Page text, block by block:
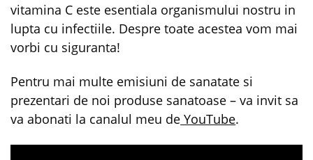
vitamina C este esentiala organismului nostru in
lupta cu infectiile. Despre toate acestea vom mai
vorbi cu siguranta!
Pentru mai multe emisiuni de sanatate si
prezentari de noi produse sanatoase – va invit sa
va abonati la canalul meu de YouTube.